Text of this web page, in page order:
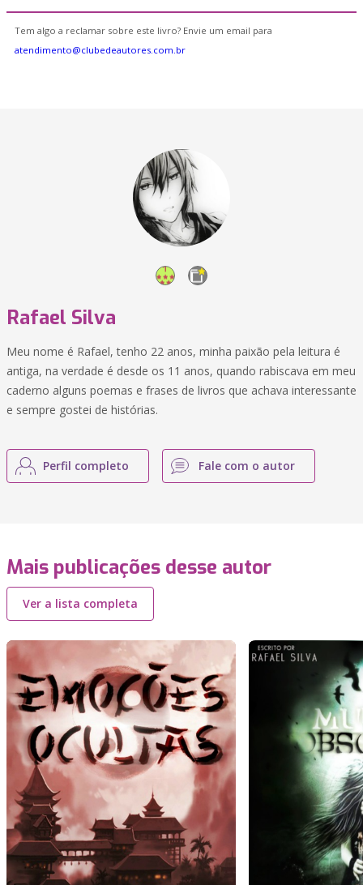
Tem algo a reclamar sobre este livro? Envie um email para
atendimento@clubedeautores.com.br
Rafael Silva
Meu nome é Rafael, tenho 22 anos, minha paixão pela leitura é
antiga, na verdade é desde os 11 anos, quando rabiscava em meu
caderno alguns poemas e frases de livros que achava interessante
e sempre gostei de histórias.
Perfil completo Fale com o autor
Mais publicações desse autor
Ver a lista completa